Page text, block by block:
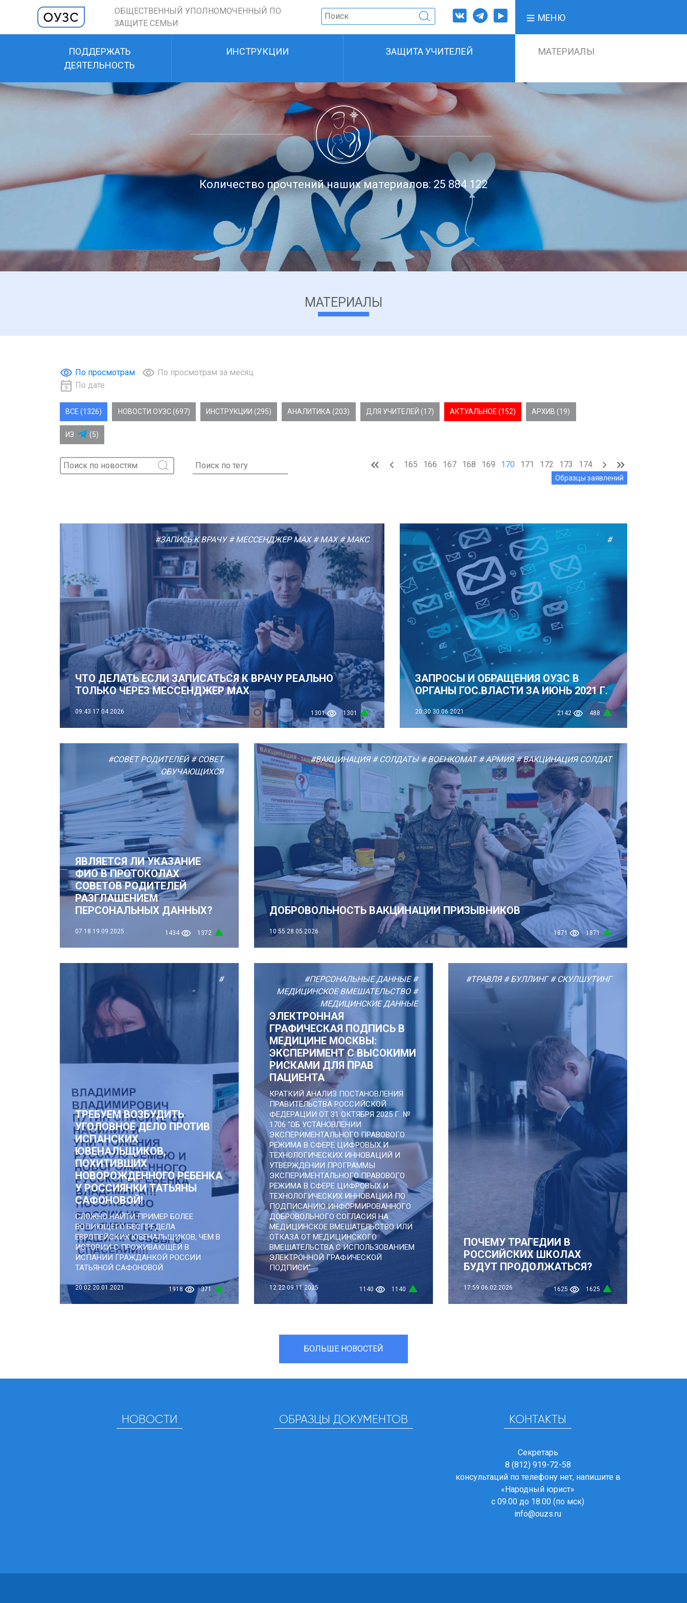
ОБЩЕСТВЕННЫЙ УПОЛНОМОЧЕННЫЙ ПО
ЗАЩИТЕ СЕМЬИ
МЕНЮ
ПОДДЕРЖАТЬ
ДЕЯТЕЛЬНОСТЬ
ИНСТРУКЦИИ ЗАЩИТА УЧИТЕЛЕЙ МАТЕРИАЛЫ
Количество прочтений наших материалов: 25 884 122
МАТЕРИАЛЫ
По просмотрам
По просмотрам за месяц
По дате
ВСЕ (1326) НОВОСТИ ОУЗС (697) ИНСТРУКЦИИ (295) АНАЛИТИКА (203) ДЛЯ УЧИТЕЛЕЙ (17) АКТУАЛЬНОЕ (152) АРХИВ (19)
ИЗ (5)
165 166 167 168 169 170 171 172 173 174
Образцы заявлений
#ЗАПИСЬ К ВРАЧУ # МЕССЕНДЖЕР MAX # МАХ # МАКС
ЧТО ДЕЛАТЬ ЕСЛИ ЗАПИСАТЬСЯ К ВРАЧУ РЕАЛЬНО
ТОЛЬКО ЧЕРЕЗ МЕССЕНДЖЕР МАХ
09:43 17.04.2026 1301 1301
#
ЗАПРОСЫ И ОБРАЩЕНИЯ ОУЗС В
ОРГАНЫ ГОС.ВЛАСТИ ЗА ИЮНЬ 2021 Г.
20:30 30.06.2021 2142 488
#СОВЕТ РОДИТЕЛЕЙ # СОВЕТ
ОБУЧАЮЩИХСЯ
ЯВЛЯЕТСЯ ЛИ УКАЗАНИЕ
ФИО В ПРОТОКОЛАХ
СОВЕТОВ РОДИТЕЛЕЙ
РАЗГЛАШЕНИЕМ
ПЕРСОНАЛЬНЫХ ДАННЫХ?
07:18 19.09.2025 1434 1372
#ВАКЦИНАЦИЯ # СОЛДАТЫ # ВОЕНКОМАТ # АРМИЯ # ВАКЦИНАЦИЯ СОЛДАТ
ДОБРОВОЛЬНОСТЬ ВАКЦИНАЦИИ ПРИЗЫВНИКОВ
10:55 28.05.2026 1871 1871
#
ТРЕБУЕМ ВОЗБУДИТЬ
УГОЛОВНОЕ ДЕЛО ПРОТИВ
ИСПАНСКИХ
ЮВЕНАЛЬЩИКОВ,
ПОХИТИВШИХ
НОВОРОЖДЕННОГО РЕБЕНКА
У РОССИЯНКИ ТАТЬЯНЫ
САФОНОВОЙ!
СЛОЖНО НАЙТИ ПРИМЕР БОЛЕЕ
ВОПИЮЩЕГО БЕСПРЕДЕЛА
ЕВРОПЕЙСКИХ ЮВЕНАЛЬЩИКОВ, ЧЕМ В
ИСТОРИИ С ПРОЖИВАЮЩЕЙ В
ИСПАНИИ ГРАЖДАНКОЙ РОССИИ
ТАТЬЯНОЙ САФОНОВОЙ.
20:02 20.01.2021 1918 371
#ПЕРСОНАЛЬНЫЕ ДАННЫЕ #
МЕДИЦИНСКОЕ ВМЕШАТЕЛЬСТВО #
МЕДИЦИНСКИЕ ДАННЫЕ
ЭЛЕКТРОННАЯ
ГРАФИЧЕСКАЯ ПОДПИСЬ В
МЕДИЦИНЕ МОСКВЫ:
ЭКСПЕРИМЕНТ С ВЫСОКИМИ
РИСКАМИ ДЛЯ ПРАВ
ПАЦИЕНТА
КРАТКИЙ АНАЛИЗ ПОСТАНОВЛЕНИЯ
ПРАВИТЕЛЬСТВА РОССИЙСКОЙ
ФЕДЕРАЦИИ ОТ 31 ОКТЯБРЯ 2025 Г. №
1706 "ОБ УСТАНОВЛЕНИИ
ЭКСПЕРИМЕНТАЛЬНОГО ПРАВОВОГО
РЕЖИМА В СФЕРЕ ЦИФРОВЫХ И
ТЕХНОЛОГИЧЕСКИХ ИННОВАЦИЙ И
УТВЕРЖДЕНИИ ПРОГРАММЫ
ЭКСПЕРИМЕНТАЛЬНОГО ПРАВОВОГО
РЕЖИМА В СФЕРЕ ЦИФРОВЫХ И
ТЕХНОЛОГИЧЕСКИХ ИННОВАЦИЙ ПО
ПОДПИСАНИЮ ИНФОРМИРОВАННОГО
ДОБРОВОЛЬНОГО СОГЛАСИЯ НА
МЕДИЦИНСКОЕ ВМЕШАТЕЛЬСТВО ИЛИ
ОТКАЗА ОТ МЕДИЦИНСКОГО
ВМЕШАТЕЛЬСТВА С ИСПОЛЬЗОВАНИЕМ
ЭЛЕКТРОННОЙ ГРАФИЧЕСКОЙ
ПОДПИСИ"
12:22 09.11.2025 1140 1140
#ТРАВЛЯ # БУЛЛИНГ # СКУЛШУТИНГ
ПОЧЕМУ ТРАГЕДИИ В
РОССИЙСКИХ ШКОЛАХ
БУДУТ ПРОДОЛЖАТЬСЯ?
17:59 06.02.2026 1625 1625
БОЛЬШЕ НОВОСТЕЙ
НОВОСТИ ОБРАЗЦЫ ДОКУМЕНТОВ КОНТАКТЫ
Секретарь
8 (812) 919-72-58
консультаций по телефону нет, напишите в
«Народный юрист»
с 09.00 до 18.00 (по мск)
info@ouzs.ru